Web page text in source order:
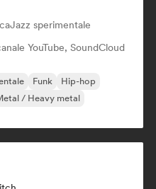
Jazz sperimentale
YouTube, SoundCloud
Funk
Hip-hop
/ Heavy metal